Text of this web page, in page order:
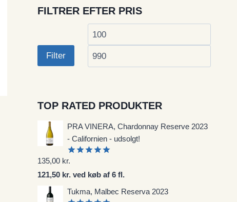
FILTRER EFTER PRIS
Mindste
Filter
TOP RATED PRODUKTER
PRA VINERA, Chardonnay Reserve 2023
- Californien - udsolgt!
Vurderet
ud af
5
135,00 kr.
121,50 kr. ved køb af 6 fl.
Tukma, Malbec Reserva 2023